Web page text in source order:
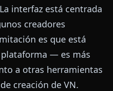
interfaz está centrada
creadores
es que está
— es más
a otras herramientas
creación de VN.